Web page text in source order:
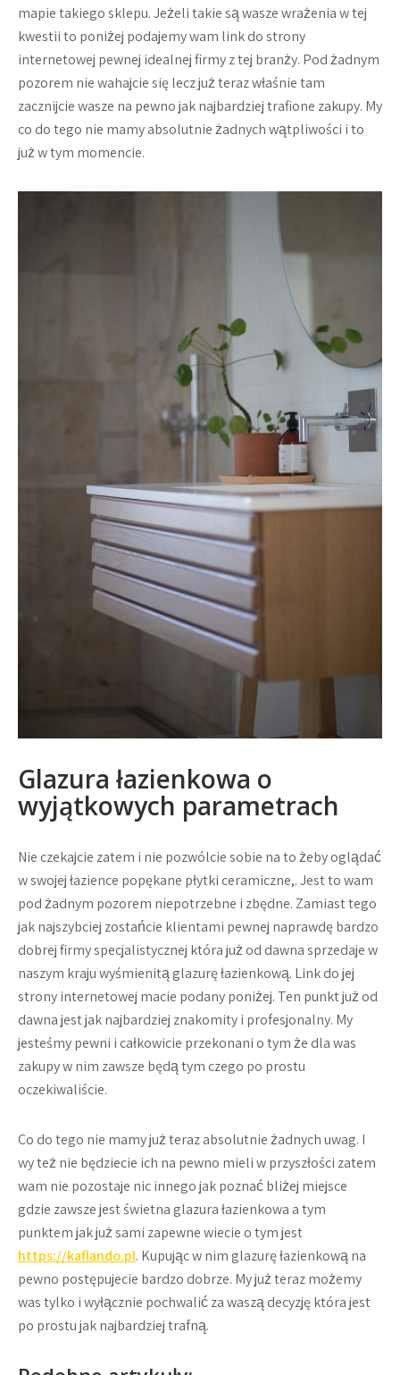
mapie takiego sklepu. Jeżeli takie są wasze wrażenia w tej
kwestii to poniżej podajemy wam link do strony
internetowej pewnej idealnej firmy z tej branży. Pod żadnym
pozorem nie wahajcie się lecz już teraz właśnie tam
zacznijcie wasze na pewno jak najbardziej trafione zakupy. My
co do tego nie mamy absolutnie żadnych wątpliwości i to
już w tym momencie.
Glazura łazienkowa o
wyjątkowych parametrach
Nie czekajcie zatem i nie pozwólcie sobie na to żeby oglądać
w swojej łazience popękane płytki ceramiczne,. Jest to wam
pod żadnym pozorem niepotrzebne i zbędne. Zamiast tego
jak najszybciej zostańcie klientami pewnej naprawdę bardzo
dobrej firmy specjalistycznej która już od dawna sprzedaje w
naszym kraju wyśmienitą glazurę łazienkową. Link do jej
strony internetowej macie podany poniżej. Ten punkt już od
dawna jest jak najbardziej znakomity i profesjonalny. My
jesteśmy pewni i całkowicie przekonani o tym że dla was
zakupy w nim zawsze będą tym czego po prostu
oczekiwaliście.
Co do tego nie mamy już teraz absolutnie żadnych uwag. I
wy też nie będziecie ich na pewno mieli w przyszłości zatem
wam nie pozostaje nic innego jak poznać bliżej miejsce
gdzie zawsze jest świetna glazura łazienkowa a tym
punktem jak już sami zapewne wiecie o tym jest
https://kaflando.pl. Kupując w nim glazurę łazienkową na
pewno postępujecie bardzo dobrze. My już teraz możemy
was tylko i wyłącznie pochwalić za waszą decyzję która jest
po prostu jak najbardziej trafną.